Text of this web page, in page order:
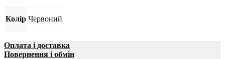
Колір Червоний
Оплата і доставка
Повернення і обмін